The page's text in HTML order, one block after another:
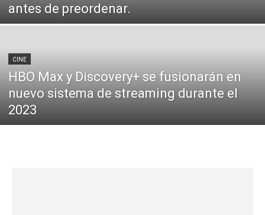
antes de preordenar.
CINE
HBO Max y Discovery+ se fusionarán en
nuevo sistema de streaming durante el
2023